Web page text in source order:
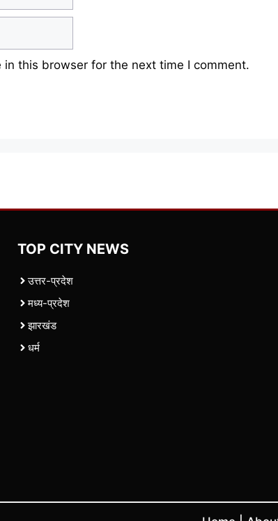
this browser for the next time I comment.
TOP CITY NEWS
उत्तर-प्रदेश
मध्य-प्रदेश
झारखंड
धर्म